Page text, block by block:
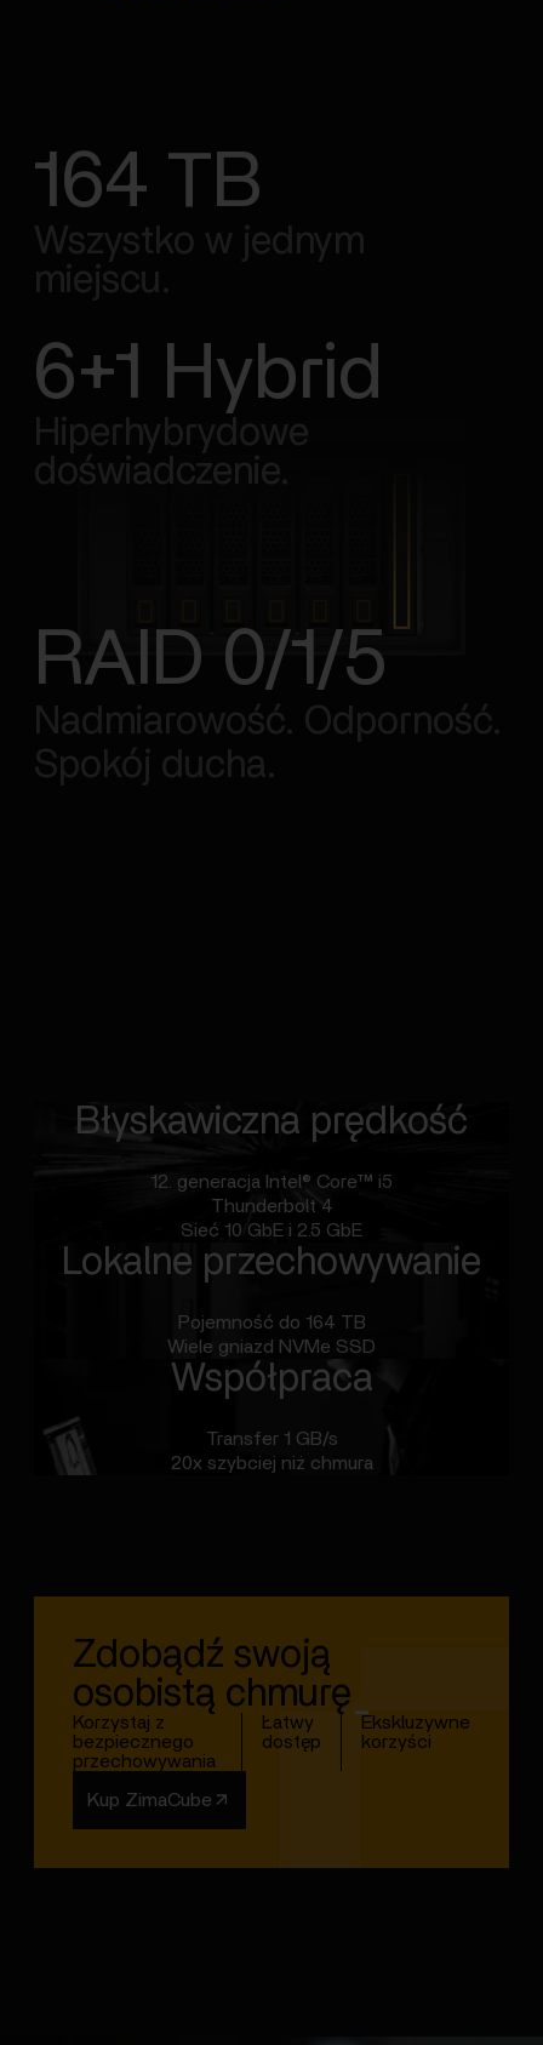
164 TB
Wszystko w jednym
miejscu.
6+1 Hybrid
Hiperhybrydowe
doświadczenie.
RAID 0/1/5
Nadmiarowość. Odporność.
Spokój ducha.
Błyskawiczna prędkość
12. generacja Intel® Core™ i5
Thunderbolt 4
Sieć 10 GbE i 2.5 GbE
Lokalne przechowywanie
Pojemność do 164 TB
Wiele gniazd NVMe SSD
Współpraca
Transfer 1 GB/s
20x szybciej niż chmura
Zdobądź swoją
osobistą chmurę
Korzystaj z
bezpiecznego
przechowywania
Łatwy
dostęp
Ekskluzywne
korzyści
Kup ZimaCube